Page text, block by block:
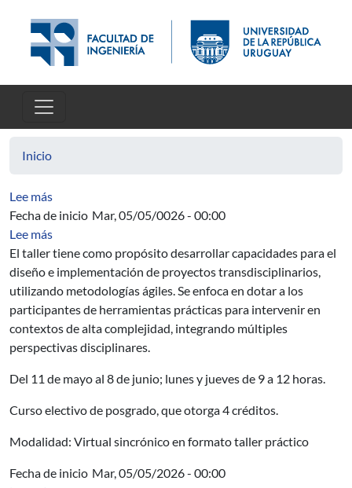
Inicio
Lee mássobre Topologically Anosov plane homeomorphisms.
Fecha de inicio Mar, 05/05/0026 - 00:00
Lee mássobre Taller de Transdisciplina Aplicada Edición 2026
El taller tiene como propósito desarrollar capacidades para el
diseño e implementación de proyectos transdisciplinarios,
utilizando metodologías ágiles. Se enfoca en dotar a los
participantes de herramientas prácticas para intervenir en
contextos de alta complejidad, integrando múltiples
perspectivas disciplinares.
Del 11 de mayo al 8 de junio; lunes y jueves de 9 a 12 horas.
Curso electivo de posgrado, que otorga 4 créditos.
Modalidad: Virtual sincrónico en formato taller práctico
Fecha de inicio Mar, 05/05/2026 - 00:00